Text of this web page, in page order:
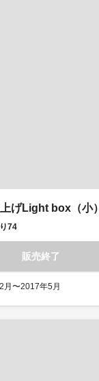
げLight box（小）
74
販売終了
月〜2017年5月